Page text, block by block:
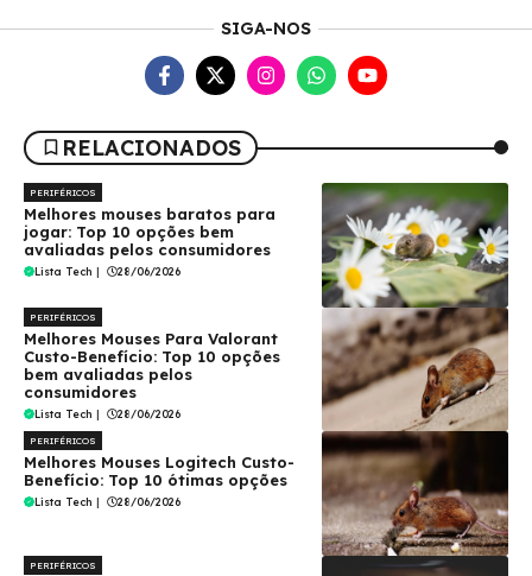
SIGA-NOS
RELACIONADOS
PERIFÉRICOS
Melhores mouses baratos para
jogar: Top 10 opções bem
avaliadas pelos consumidores
Lista Tech | 28/06/2026
PERIFÉRICOS
Melhores Mouses Para Valorant
Custo-Benefício: Top 10 opções
bem avaliadas pelos
consumidores
Lista Tech | 28/06/2026
PERIFÉRICOS
Melhores Mouses Logitech Custo-
Benefício: Top 10 ótimas opções
Lista Tech | 28/06/2026
PERIFÉRICOS